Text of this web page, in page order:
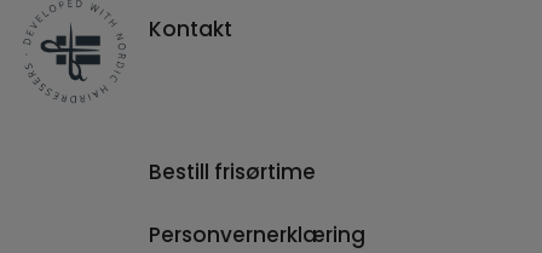
Kontakt
Bestill frisørtime
Personvernerklæring